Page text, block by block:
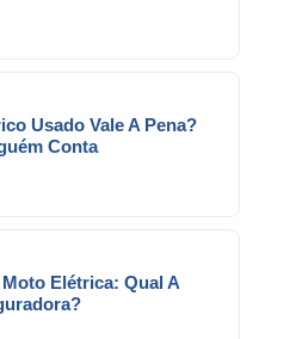
Usado Vale A Pena?
Conta
Elétrica: Qual A